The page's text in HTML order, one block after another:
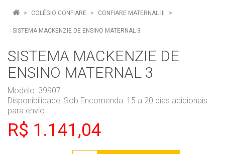
COLÉGIO CONFIARE CONFIARE MATERNAL III
SISTEMA MACKENZIE DE ENSINO MATERNAL 3
SISTEMA MACKENZIE DE
ENSINO MATERNAL 3
Modelo: 39907
Disponibilidade: Sob Encomenda: 15 a 20 dias adicionais
para envio
R$ 1.141,04